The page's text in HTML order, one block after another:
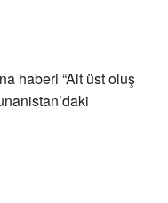
haberi “Alt üst oluş